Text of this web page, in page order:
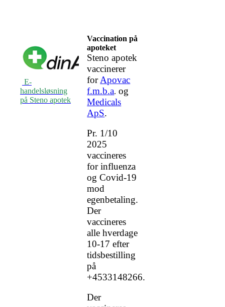
E-
handelsløsning
på Steno apotek
Vaccination på
apoteket
Steno apotek
vaccinerer
forApovac
f.m.b.a. og
Medicals
ApS.
Pr. 1/10
2025
vaccineres
for influenza
og Covid-19
mod
egenbetaling.
Der
vaccineres
alle hverdage
10-17 efter
tidsbestilling
på
+4533148266.
Der